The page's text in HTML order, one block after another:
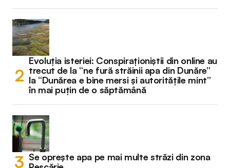
Evoluția isteriei: Conspiraționiștii din online au
trecut de la “ne fură străinii apa din Dunăre”
la “Dunărea e bine mersi și autoritățile mint”
în mai puțin de o săptămână
Se oprește apa pe mai multe străzi din zona